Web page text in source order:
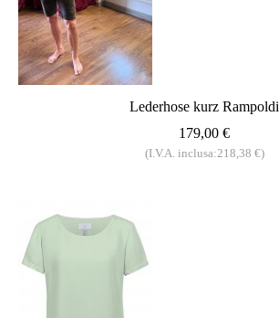
Lederhose kurz Rampoldi
179,00 €
(I.V.A. inclusa:218,38 €)